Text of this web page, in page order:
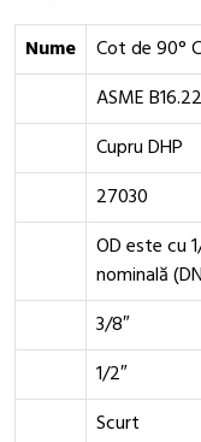
Nume
Cot de 90°
ASME B16.22
Cupru DHP
27030
OD este cu
nominală
3/8″
1/2″
Scurt